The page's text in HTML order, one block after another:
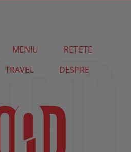
MENIU
REȚETE
TRAVEL DESPRE